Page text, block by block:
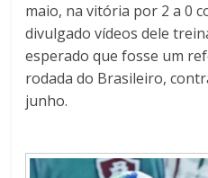
maio, na vitória por 2 a 0
divulgado vídeos dele
esperado que fosse um
rodada do Brasileiro,
junho.